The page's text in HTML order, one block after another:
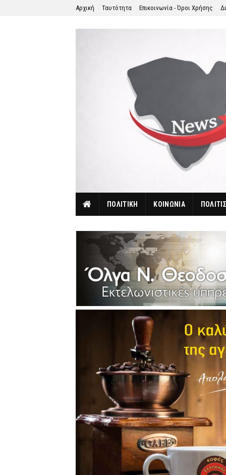
Αρχική Ταυτότητα Επικοινωνία - Όροι Χρήσης
ΠΟΛΙΤΙΚΗ ΚΟΙΝΩΝΙΑ